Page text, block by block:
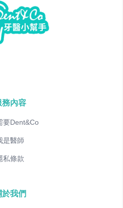
務內容
要Dent&Co
是醫師
私條款
於我們